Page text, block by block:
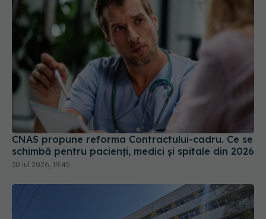
CNAS propune reforma Contractului-cadru. Ce se
schimbă pentru pacienți, medici și spitale din 2026
30 iul 2026, 19:45